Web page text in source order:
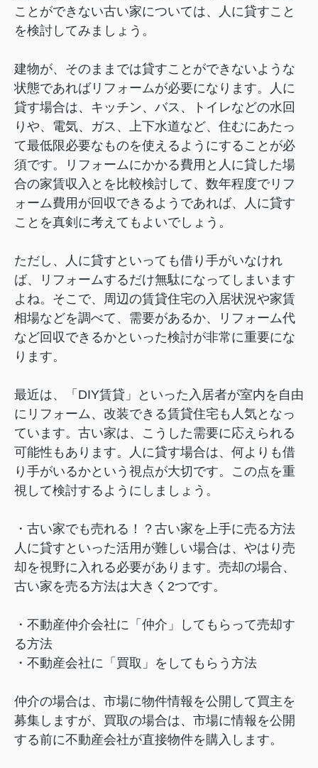
ことができない古い家については、人に貸すこと
を検討してみましょう。
建物が、そのままでは貸すことができないような
状態であればリフォームが必要になります。人に
貸す場合は、キッチン、バス、トイレなどの水回
りや、電気、ガス、上下水道など、住むにあたっ
て最低限必要なものを使えるようにすることが必
須です。リフォームにかかる費用と人に貸した場
合の家賃収入とを比較検討して、数年程度でリフ
ォーム費用が回収できるようであれば、人に貸す
ことを真剣に考えてもよいでしょう。
ただし、人に貸すといっても借り手がいなけれ
ば、リフォームするだけ無駄になってしまいます
よね。そこで、周辺の賃貸住宅の入居状況や家賃
相場などを調べて、需要があるか、リフォーム代
など回収できるかといった検討が非常に重要にな
ります。
最近は、「DIY賃貸」といった入居者が室内を自由
にリフォーム、改装できる賃貸住宅も人気となっ
ています。古い家は、こうした需要に応えられる
可能性もあります。人に貸す場合は、何よりも借
り手がいるかという視点が大切です。この点を重
視して検討するようにしましょう。
・古い家でも売れる！？古い家を上手に売る方法
人に貸すといった活用が難しい場合は、やはり売
却を視野に入れる必要があります。売却の場合、
古い家を売る方法は大きく2つです。
・不動産仲介会社に「仲介」してもらって売却す
る方法
・不動産会社に「買取」をしてもらう方法
仲介の場合は、市場に物件情報を公開して買主を
募集しますが、買取の場合は、市場に情報を公開
する前に不動産会社が直接物件を購入します。